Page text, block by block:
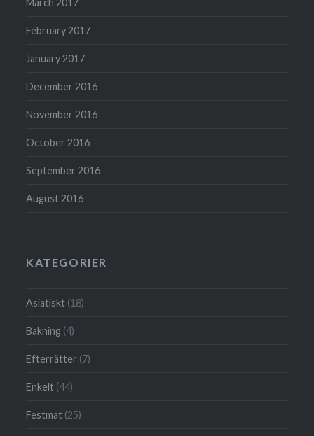
March 2017
February 2017
January 2017
December 2016
November 2016
October 2016
September 2016
August 2016
KATEGORIER
Asiatiskt (18)
Bakning (4)
Efterrätter (7)
Enkelt (44)
Festmat (25)